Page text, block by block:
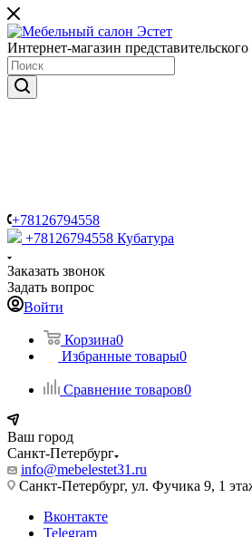
Интернет-магазин представительского
+78126794558
+78126794558 Кубатура
Заказать звонок
Задать вопрос
Войти
Корзина0
Избранные товары0
Сравнение товаров0
Ваш город
Санкт-Петербург
info@mebelestet31.ru
Санкт-Петербург, ул. Фучика 9, 1
Вконтакте
Telegram